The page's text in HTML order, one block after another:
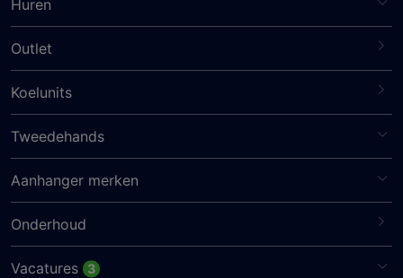
Huren
Outlet
Koelunits
Tweedehands
Aanhanger merken
Onderhoud
Vacatures 3